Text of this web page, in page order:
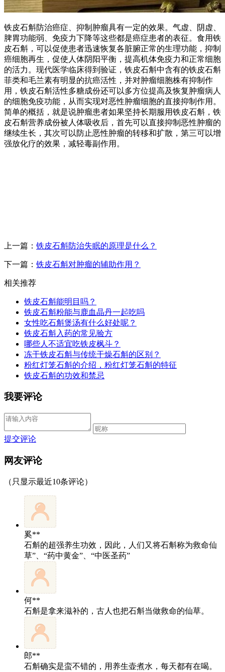
铁皮石斛防治癌症、抑制肿瘤具有一定的效果。气虚、阴虚、
脾胃功能弱、免疫力下降等这些都是癌症患者的表征。食用铁
皮石斛，可以促使患者迅速恢复各脏腑正常的生理功能，抑制
癌细胞再生，促使人体阴阳平衡，提高机体免疫力和正常细胞
的活力。现代医学临床得到验证，铁皮石斛中含有的铁皮石斛
菲类和毛兰素有明显的抗癌活性，并对肿瘤细胞株有抑制作
用，铁皮石斛活性多糖成份还可以多方位提高及恢复肿瘤病人
的细胞免疫功能，从而实现对恶性肿瘤细胞的直接抑制作用。
简单的概括，就是说肿瘤患者如果坚持长期服用铁皮石斛，铁
皮石斛营养成份被人体吸收后，首先可以直接抑制恶性肿瘤的
继续生长，其次可以防止恶性肿瘤的转移和扩散，第三可以增
强放化疗的效果，减轻毒副作用。
上一篇： 铁皮石斛防治失眠的原理是什么？
下一篇： 铁皮石斛对肿瘤的辅助作用？
相关推荐
铁皮石斛能明目吗？
铁皮石斛粉能与鹿血晶丹一起吃吗
女性吃石斛煲汤有什么好处呢？
铁皮石斛入药的常见验方
哪些人不适宜吃铁皮枫斗？
冻干铁皮石斛与传统干燥石斛的区别？
粉红灯笼石斛的介绍，粉红灯笼石斛的特征
铁皮石斛的功效和禁忌
我要评论
提交评论
网友评论
（只显示最近10条评论）
奚**
石斛的超强养生功效，因此，人们又将石斛称为救命仙
草”、“药中黄金”、“中医圣药”
何**
石斛是拿来滋补的，古人也把石斛当做救命的仙草。
郎**
石斛确实是蛮不错的，用养生壶煮水，每天都有在喝。